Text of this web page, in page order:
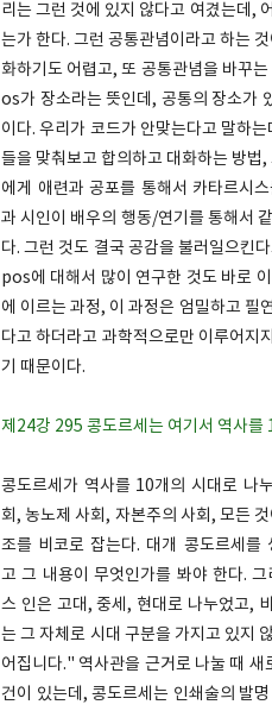
리는 그런 것에 있지 않다고 여겼는데,
는가 한다. 그런 공통관념이라고 하는
화하기도 어렵고, 또 공통관념을 바꾸
os가 장소라는 뜻인데, 공통의 장소가
이다. 우리가 코드가 안맞는다고 말하
들을 맞춰보고 합의하고 대화하는 방
에게 애련과 공포를 통해서 카타르시
과 시인이 배우의 행동/연기를 통해서
다. 그런 것도 결국 공감을 불러일으킨
pos에 대해서 많이 연구한 것도 바로
에 이르는 과정, 이 과정은 엄밀하고 필
다고 하더라고 과학적으로만 이루어지
기 때문이다.
제24강 295 콩도르세는 여기서 역사를
콩도르세가 역사를 10개의 시대로 나
회, 농노제 사회, 자본주의 사회, 모든
조를 비코로 잡는다. 대개 콩도르세를
고 그 내용이 무엇인가를 봐야 한다.
스 인은 고대, 중세, 현대로 나누었고,
는 그 자체로 시대 구분을 가지고 있지
어집니다." 역사관을 근거로 나눌 때
건이 있는데, 콩도르세는 인쇄술의 발